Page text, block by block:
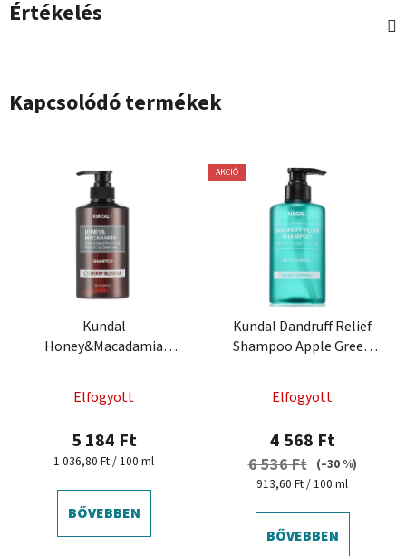
Értékelés
Kapcsolódó termékek
Kundal
Honey&Macadamia
hajra
Elfogyott
5 184 Ft
Egységár:
1 036,80 Ft / 100 ml
BŐVEBBEN
AKCIÓ
Kundal Dandruff Relief
Shampoo Apple Green
Elfogyott
4 568 Ft
6 536 Ft
(–30 %)
Egységár:
913,60 Ft / 100 ml
BŐVEBBEN